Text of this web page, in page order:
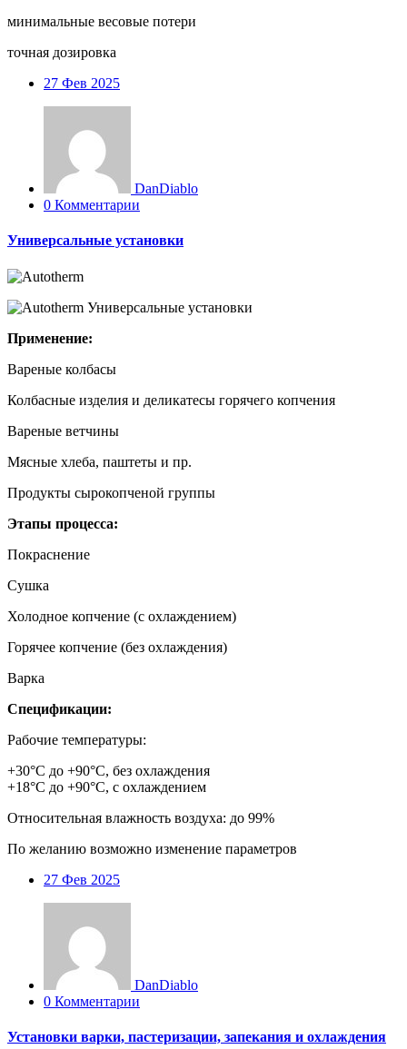
минимальные весовые потери
точная дозировка
27 Фев 2025
DanDiablo
0 Комментарии
Универсальные установки
Применение:
Вареные колбасы
Колбасные изделия и деликатесы горячего копчения
Вареные ветчины
Мясные хлеба, паштеты и пр.
Продукты сырокопченой группы
Этапы процесса:
Покраснение
Сушка
Холодное копчение (с охлаждением)
Горячее копчение (без охлаждения)
Варка
Спецификации:
Рабочие температуры:
+30°C до +90°C, без охлаждения
+18°C до +90°C, с охлаждением
Относительная влажность воздуха: до 99%
По желанию возможно изменение параметров
27 Фев 2025
DanDiablo
0 Комментарии
Установки варки, пастеризации, запекания и охлаждения